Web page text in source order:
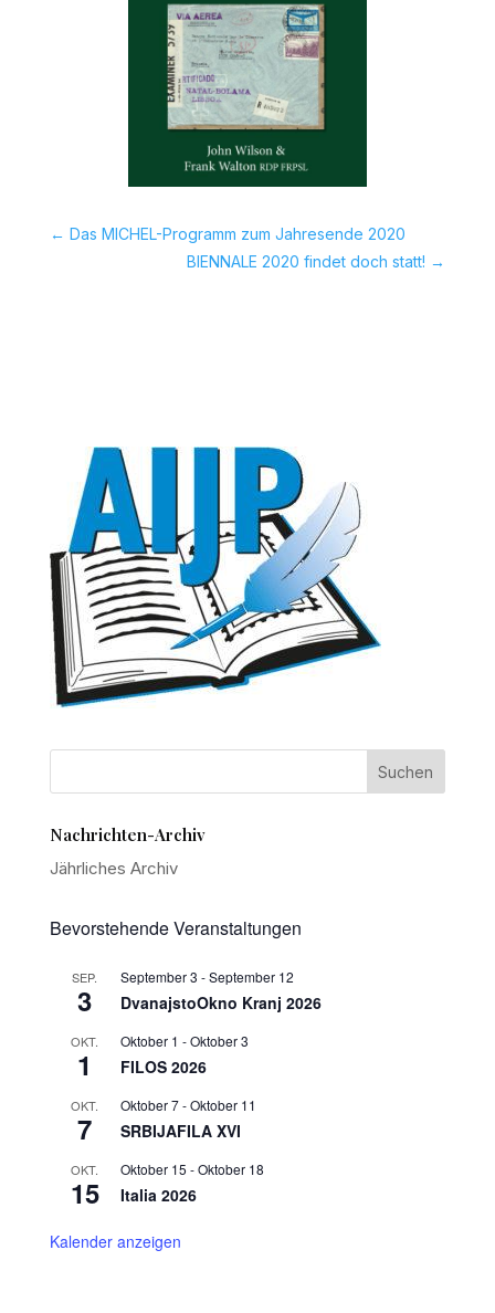
← Das MICHEL-Programm zum Jahresende 2020
BIENNALE 2020 findet doch statt! →
Nachrichten-Archiv
Jährliches Archiv
Bevorstehende Veranstaltungen
SEP.
3
September 3 -September 12
DvanajstoOkno Kranj 2026
OKT.
1
Oktober 1 -Oktober 3
FILOS 2026
OKT.
7
Oktober 7-Oktober 11
SRBIJAFILA XVI
OKT.
15
Oktober 15 -Oktober 18
Italia 2026
Kalender anzeigen